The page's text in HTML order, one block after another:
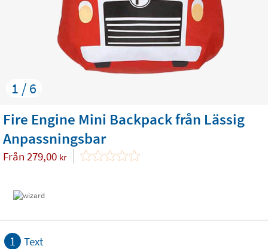
1 / 6
Fire Engine Mini Backpack från Lässig
Anpassningsbar
Från 279,00 kr
1 Text